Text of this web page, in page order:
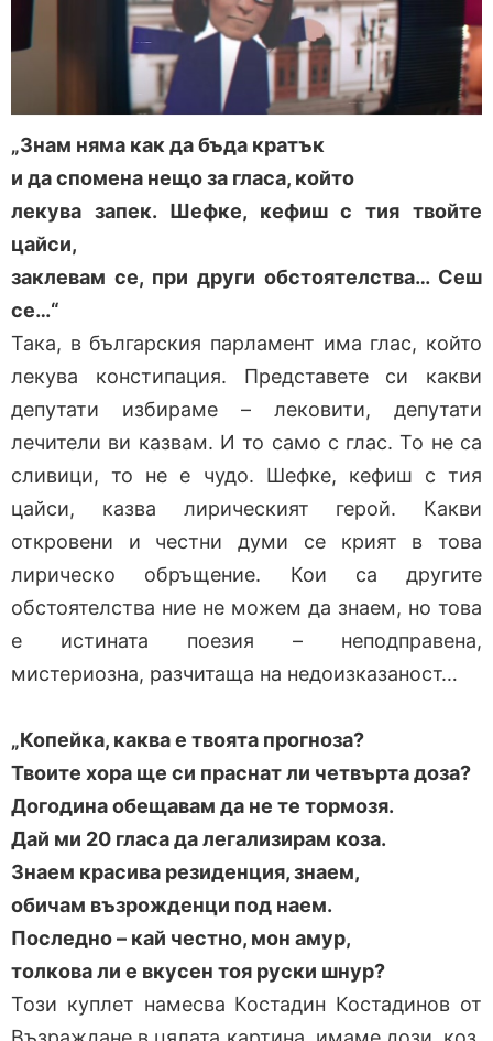
„Знам няма как да бъда кратък
и да спомена нещо за гласа, който
лекува запек. Шефке, кефиш с тия твойте
цайси,
заклевам се, при други обстоятелства… Сеш
се…“
Така, в българския парламент има глас, който
лекува констипация. Представете си какви
депутати избираме – лековити, депутати
лечители ви казвам. И то само с глас. То не са
сливици, то не е чудо. Шефке, кефиш с тия
цайси, казва лирическият герой. Какви
откровени и честни думи се крият в това
лирическо обръщение. Кои са другите
обстоятелства ние не можем да знаем, но това
е истината поезия – неподправена,
мистериозна, разчитаща на недоизказаност…
„Копейка, каква е твоята прогноза?
Твоите хора ще си праснат ли четвърта доза?
Догодина обещавам да не те тормозя.
Дай ми 20 гласа да легализирам коза.
Знаем красива резиденция, знаем,
обичам възрожденци под наем.
Последно – кай честно, мон амур,
толкова ли е вкусен тоя руски шнур?
Този куплет намесва Костадин Костадинов от